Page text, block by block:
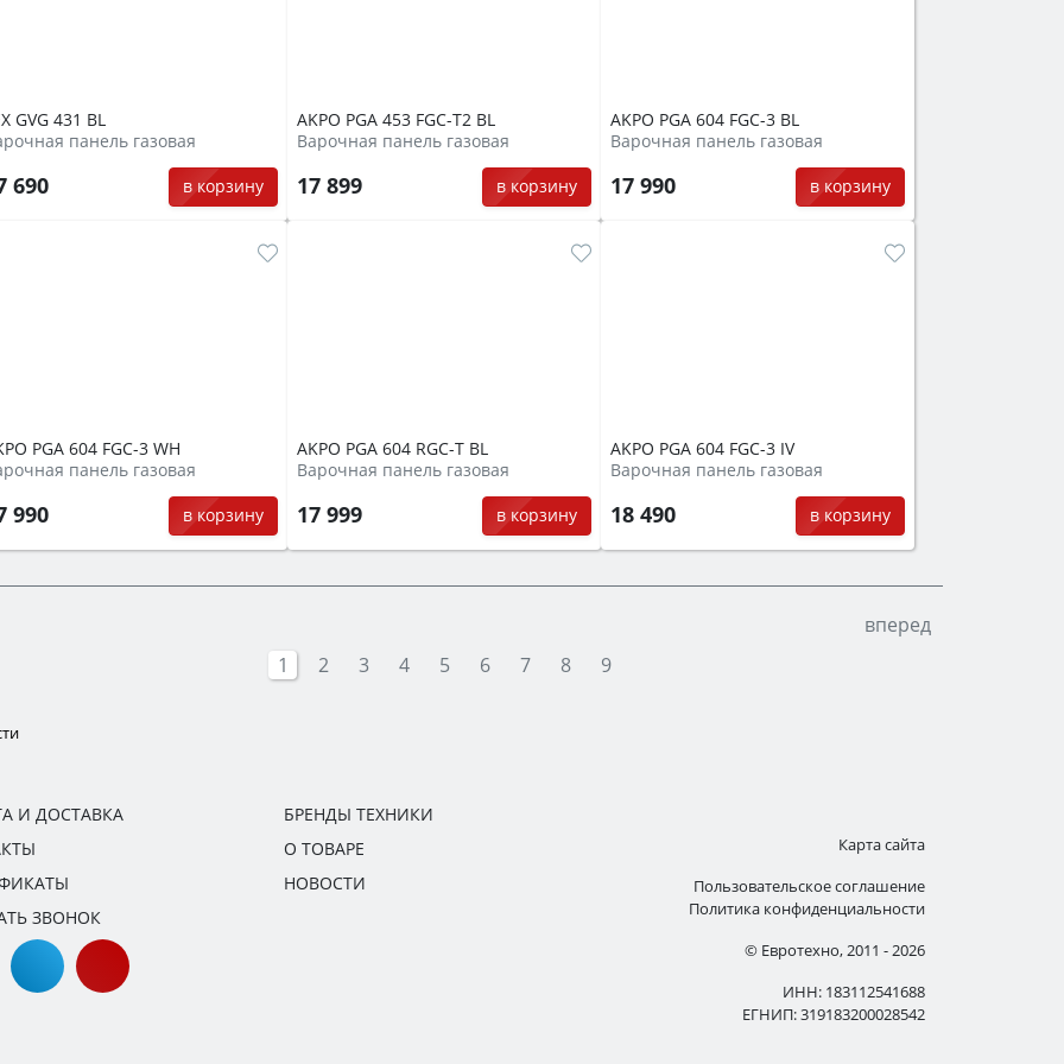
GVG 431 BL
панель газовая
690 в корзину
AKPO PGA 453 FGC-T2 BL
Варочная панель газовая
17 899 в корзину
AKPO PGA 604 FGC-3 BL
Варочная панель газовая
17 990 в корзину
PGA 604 FGC-3 WH
панель газовая
990 в корзину
AKPO PGA 604 RGC-T BL
Варочная панель газовая
17 999 в корзину
AKPO PGA 604 FGC-3 IV
Варочная панель газовая
18 490 в корзину
вперед
1
2 3 4 5 6 7 8 9
И ДОСТАВКА
ЗВОНОК
БРЕНДЫ ТЕХНИКИ
О ТОВАРЕ
НОВОСТИ
Карта сайта
Пользовательское соглашение
Политика конфиденциальности
© Евротехно, 2011 - 2026
ИНН: 183112541688
ЕГНИП: 319183200028542